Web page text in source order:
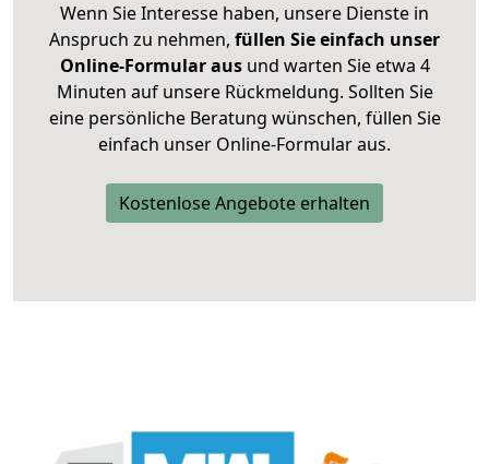
Wenn Sie Interesse haben, unsere Dienste in
Anspruch zu nehmen, füllen Sie einfach unser
Online-Formular ausund warten Sie etwa 4
Minuten auf unsere Rückmeldung. Sollten Sie
eine persönliche Beratung wünschen, füllen Sie
einfach unser Online-Formular aus.
Kostenlose Angebote erhalten